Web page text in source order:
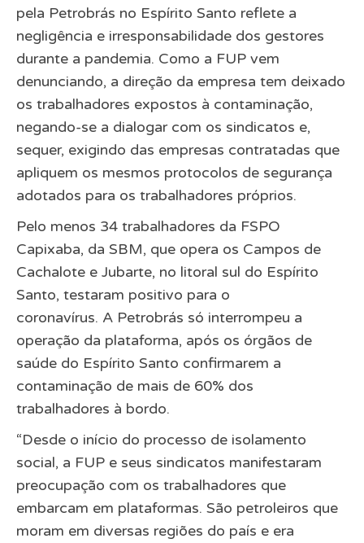
pela Petrobrás no Espírito Santo reflete a
negligência e irresponsabilidade dos gestores
durante a pandemia. Como a FUP vem
denunciando, a direção da empresa tem deixado
os trabalhadores expostos à contaminação,
negando-se a dialogar com os sindicatos e,
sequer, exigindo das empresas contratadas que
apliquem os mesmos protocolos de segurança
adotados para os trabalhadores próprios.
Pelo menos 34 trabalhadores da FSPO
Capixaba, da SBM, que opera os Campos de
Cachalote e Jubarte, no litoral sul do Espírito
Santo, testaram positivo para o
coronavírus. A Petrobrás só interrompeu a
operação da plataforma, após os órgãos de
saúde do Espírito Santo confirmarem a
contaminação de mais de 60% dos
trabalhadores à bordo.
“Desde o início do processo de isolamento
social, a FUP e seus sindicatos manifestaram
preocupação com os trabalhadores que
embarcam em plataformas. São petroleiros que
moram em diversas regiões do país e era